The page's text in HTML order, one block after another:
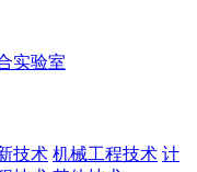
实验室
技术 机械工程技术 计